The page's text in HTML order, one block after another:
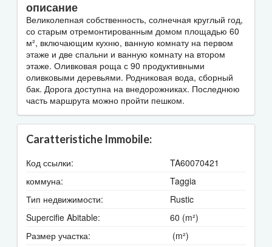
описание
Великолепная собственность, солнечная круглый год,
со старым отремонтированным домом площадью 60
м², включающим кухню, ванную комнату на первом
этаже и две спальни и ванную комнату на втором
этаже. Оливковая роща с 90 продуктивными
оливковыми деревьями. Родниковая вода, сборный
бак. Дорога доступна на внедорожниках. Последнюю
часть маршрута можно пройти пешком.
Caratteristiche Immobile:
Код ссылки:
TA60070421
коммуна:
Taggia
Тип недвижимости:
Rustic
Supercifie Abitable:
60 (m²)
Размер участка:
(m²)